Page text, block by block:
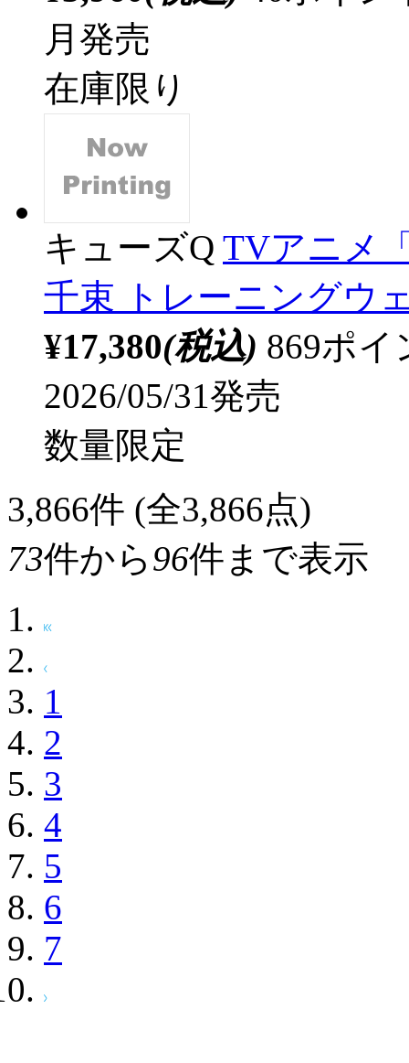
月発売
在庫限り
キューズQ TVアニメ
千束 トレーニングウ
¥17,380(税込) 869ポ
2026/05/31発売
数量限定
3,866件 (全3,866点)
73件から96件まで表示
1
2
3
4
5
6
7